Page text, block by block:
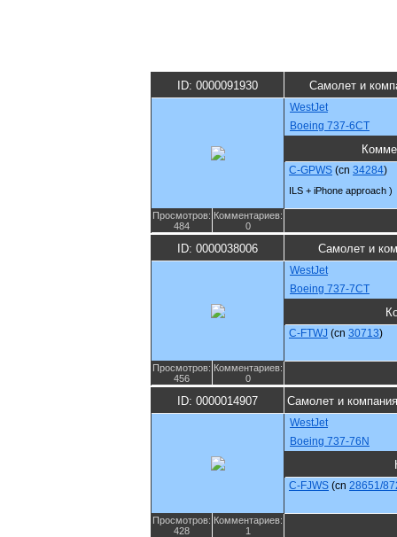
ID: 0000091930 Самолет и
WestJet
Boeing 737-6CT
C-GPWS (cn 34284)
ILS + iPhone approach )
Просмотров:
484
Комментариев:
0
ID: 0000038006 Самолет и
WestJet
Boeing 737-7CT
C-FTWJ (cn 30713)
Просмотров:
456
Комментариев:
0
ID: 0000014907 Самолет и компания
WestJet
Boeing 737-76N
C-FJWS (cn 28651/
Просмотров:
428
Комментариев:
1